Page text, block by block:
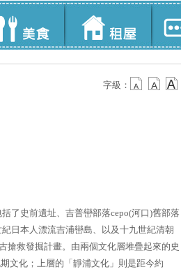
字級：
了史前遺址、吉普巒部落cepo(河口)舊部落
日本人漂流吉浦巒島、以及十九世紀清朝
搶救發掘計畫。由兩個文化層堆疊起來的史
文化；上層的「靜浦文化」則是距今約